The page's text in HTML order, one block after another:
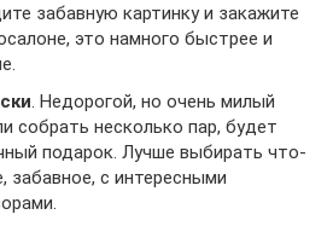
забавную картинку и закажите
это намного быстрее и
. Недорогой, но очень милый
собрать несколько пар, будет
подарок. Лучше выбирать что-
забавное, с интересными